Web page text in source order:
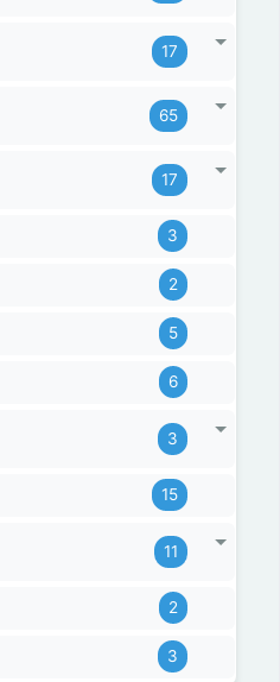
17
65
17
3
2
5
6
3
15
11
2
3